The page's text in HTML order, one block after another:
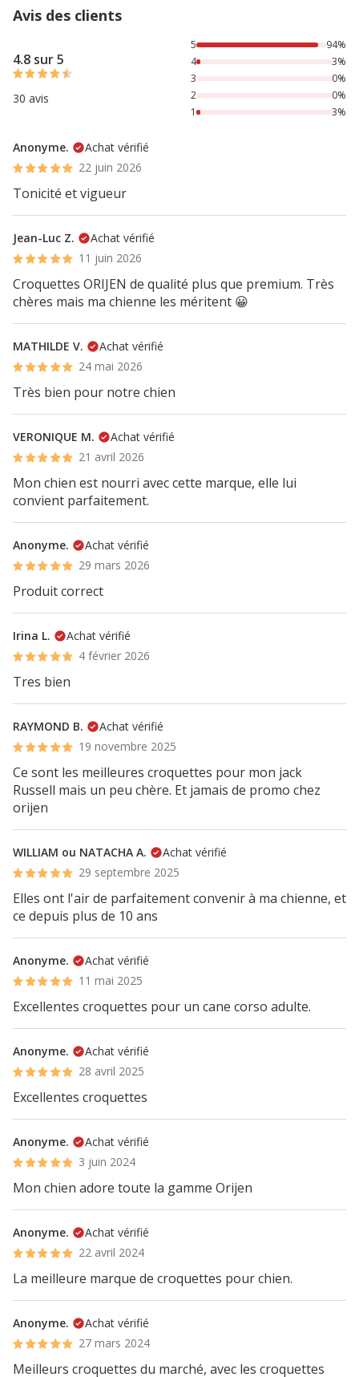
Avis des clients
4.8 sur 5
30 avis
94% des personnes lont noté avec {1} étoiles, 3% des
5
94%
4
3%
3
0%
2
0%
1
3%
Anonyme.
Achat vérifié
22 juin 2026
Tonicité et vigueur
Jean-Luc Z.
Achat vérifié
11 juin 2026
Croquettes ORIJEN de qualité plus que premium. Très
chères mais ma chienne les méritent 😀
MATHILDE V.
Achat vérifié
24 mai 2026
Très bien pour notre chien
VERONIQUE M.
Achat vérifié
21 avril 2026
Mon chien est nourri avec cette marque, elle lui
convient parfaitement.
Anonyme.
Achat vérifié
29 mars 2026
Produit correct
Irina L.
Achat vérifié
4 février 2026
Tres bien
RAYMOND B.
Achat vérifié
19 novembre 2025
Ce sont les meilleures croquettes pour mon jack
Russell mais un peu chère. Et jamais de promo chez
orijen
WILLIAM ou NATACHA A.
Achat vérifié
29 septembre 2025
Elles ont l'air de parfaitement convenir à ma chienne, et
ce depuis plus de 10 ans
Anonyme.
Achat vérifié
11 mai 2025
Excellentes croquettes pour un cane corso adulte.
Anonyme.
Achat vérifié
28 avril 2025
Excellentes croquettes
Anonyme.
Achat vérifié
3 juin 2024
Mon chien adore toute la gamme Orijen
Anonyme.
Achat vérifié
22 avril 2024
La meilleure marque de croquettes pour chien.
Anonyme.
Achat vérifié
27 mars 2024
Meilleurs croquettes du marché, avec les croquettes